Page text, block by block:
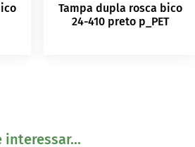
Tampa dupla rosca bico
24-410 preto p_PET
interessar...